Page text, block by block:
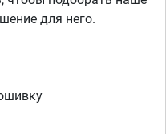
для него.